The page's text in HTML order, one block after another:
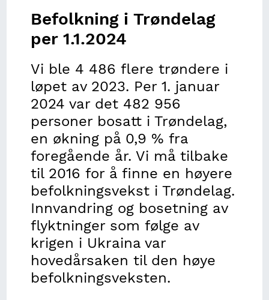
Restråstoffkartlegging
Jakt
Registrert avgang av hjortevilt utenom ordinær
jakt
Fiske i trønderske farvann
Elvefiske i Trøndelag
Fangst i turistfiske
Restråstoffkartlegging
Tap og svinn i akvakultur
DistriktForsk
Tildelinger fra Norges Forskningsråd
Tilsagn fra Innovasjon Norge
Skattefunn
Horisont 2020
Byggekostnadsindeks for veianlegg
Kostnadsindeks for drift og vedlikehold av veier
Kostnadsindeks for vare- og lastebiltransport
Utvikling i helserelatert atferd HUNT1-4
HUNT4 Samfunnsdeltagelse
HUNT4 Nærmiljø
HUNT4 Sosiale relasjoner
HUNT4 Psykisk helse
HUNT4 Overvekt og fedme
HUNT4 Egenrapportert bruk av helsetjenester og
medisiner
HUNT4 Flersykelighet og egenrapporterte
sykdommer
Utvikling i helsetilstand HUNT1-4
Ungdata-trening og fysisk aktivitet
Ungdata-lokalmiljøet
Ungdata-livskvalitet
Ungdata-framtid
Ungdata-skole
Ungdata-foreldre
Ungdata-helse
Ungdata-stress og press
Kommunestruktur i Trøndelag
tilknyttet bemanning hele døgnet
Befolkning i Trøndelag
per 1.1.2024
Vi ble 4 486 flere trøndere i
løpet av 2023. Per 1. januar
2024 var det 482 956
personer bosatt i Trøndelag,
en økning på 0,9 % fra
foregående år. Vi må tilbake
til 2016 for å finne en høyere
befolkningsvekst i Trøndelag.
Innvandring og bosetning av
flyktninger som følge av
krigen i Ukraina var
hovedårsaken til den høye
befolkningsveksten.